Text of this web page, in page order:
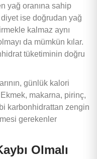
yağ oranına sahip
ise doğrudan yağ
kalmaz aynı
da mümkün kılar.
tüketiminin doğru
günlük kalori
Ekmek, makarna, pirinç,
karbonhidrattan zengin
gerekenler
Olmalı